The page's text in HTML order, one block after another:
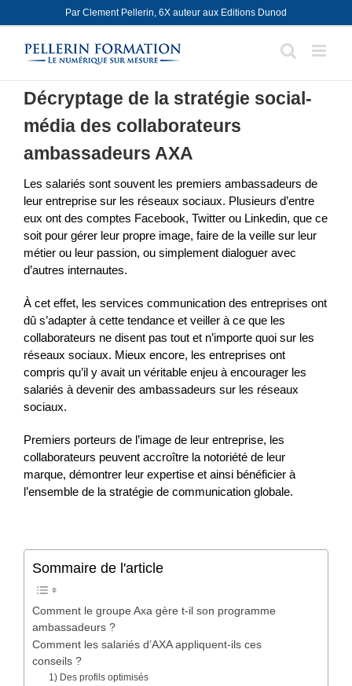
to
content
Par Clement Pellerin, 6X auteur aux Editions Dunod
Décryptage de la stratégie social-
média des collaborateurs
ambassadeurs AXA
Les salariés sont souvent les premiers ambassadeurs de
leur entreprise sur les réseaux sociaux. Plusieurs d’entre
eux ont des comptes Facebook, Twitter ou Linkedin, que ce
soit pour gérer leur propre image, faire de la veille sur leur
métier ou leur passion, ou simplement dialoguer avec
d’autres internautes.
À cet effet, les services communication des entreprises ont
dû s’adapter à cette tendance et veiller à ce que les
collaborateurs ne disent pas tout et n’importe quoi sur les
réseaux sociaux. Mieux encore, les entreprises ont
compris qu’il y avait un véritable enjeu à encourager les
salariés à devenir des ambassadeurs sur les réseaux
sociaux.
Premiers porteurs de l’image de leur entreprise, les
collaborateurs peuvent accroître la notoriété de leur
marque, démontrer leur expertise et ainsi bénéficier à
l’ensemble de la stratégie de communication globale.
Sommaire de l'article
Comment le groupe Axa gère t-il son programme
ambassadeurs ?
Comment les salariés d’AXA appliquent-ils ces
conseils ?
1) Des profils optimisés